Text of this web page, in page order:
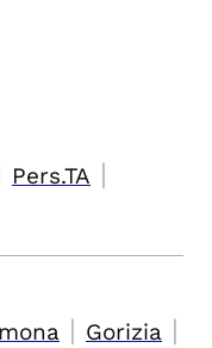
Pers.TA |
| Gorizia |